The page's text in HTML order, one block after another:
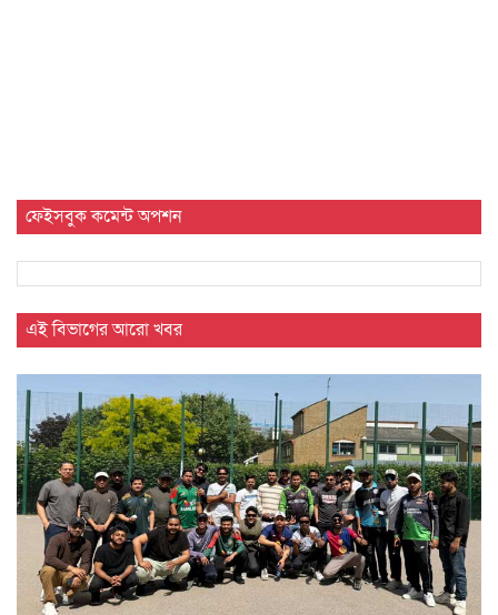
ফেইসবুক কমেন্ট অপশন
এই বিভাগের আরো খবর